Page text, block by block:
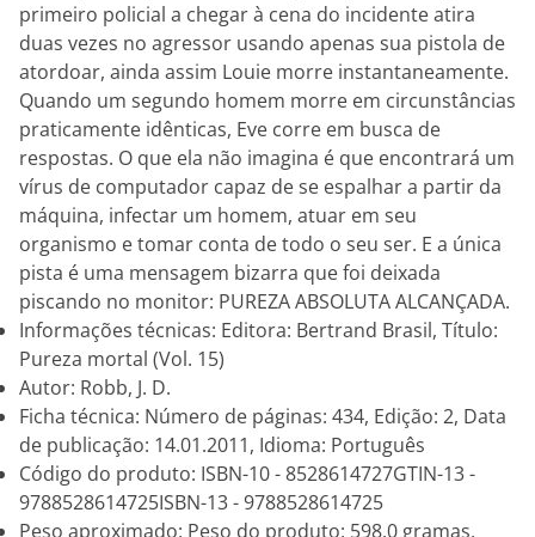
primeiro policial a chegar à cena do incidente atira
duas vezes no agressor usando apenas sua pistola de
atordoar, ainda assim Louie morre instantaneamente.
Quando um segundo homem morre em circunstâncias
praticamente idênticas, Eve corre em busca de
respostas. O que ela não imagina é que encontrará um
vírus de computador capaz de se espalhar a partir da
máquina, infectar um homem, atuar em seu
organismo e tomar conta de todo o seu ser. E a única
pista é uma mensagem bizarra que foi deixada
piscando no monitor: PUREZA ABSOLUTA ALCANÇADA.
Informações técnicas: Editora: Bertrand Brasil, Título:
Pureza mortal (Vol. 15)
Autor: Robb, J. D.
Ficha técnica: Número de páginas: 434, Edição: 2, Data
de publicação: 14.01.2011, Idioma: Português
Código do produto: ISBN-10 - 8528614727GTIN-13 -
9788528614725ISBN-13 - 9788528614725
Peso aproximado: Peso do produto: 598.0 gramas.